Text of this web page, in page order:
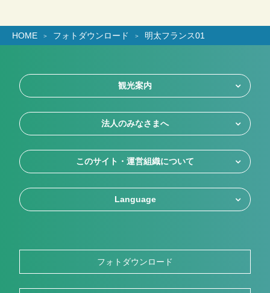
HOME フォトダウンロード 明太フランス01
観光案内
法人のみなさまへ
このサイト・運営組織について
Language
フォトダウンロード